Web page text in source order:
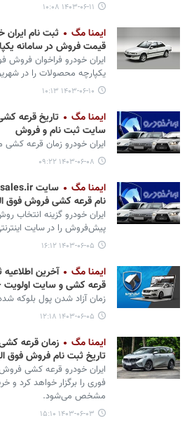
۱۴۰۳-۰۶-۱۱ ۱۰:۰۸
ایمنا مگ
قیمت فروش در سامانه
ایران خودرو فراخوان فروش
یکپارچه محصولات را در شهریور ۱۴۰۳ آغاز
۱۴۰۳-۰۶-۱۰ ۱۰:۱۳
ایمنا مگ
سایت ثبت نام و فروش
ایران خودرو زمان قرعه کشی
۱۴۰۳-۰۶-۰۸ ۰۹:۲۲
ایمنا مگ
نام قرعه کشی فروش فوق
ایران خودرو گزینه انتخاب
پیش‌فروش را در سایت
۱۴۰۳-۰۶-۰۵ ۱۶:۱۲
ایمنا مگ
آخرین
قرعه کشی و سایت
زمان آزاد شدن پول بلوکه
۱۴۰۳-۰۶-۰۵ ۱۲:۱۸
ایمنا مگ
زمان قرعه کشی
تاریخ ثبت نام فروش فوق
ایران خودرو قرعه کشی
فوری را برگزار خواهد کرد و
مشخص می‌شود.
۱۴۰۳-۰۶-۰۳ ۱۵:۱۰